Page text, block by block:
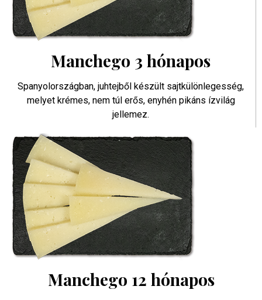
Manchego 3 hónapos
Spanyolországban, juhtejből készült sajtkülönlegesség,
melyet krémes, nem túl erős, enyhén pikáns ízvilág
jellemez.
Manchego 12 hónapos